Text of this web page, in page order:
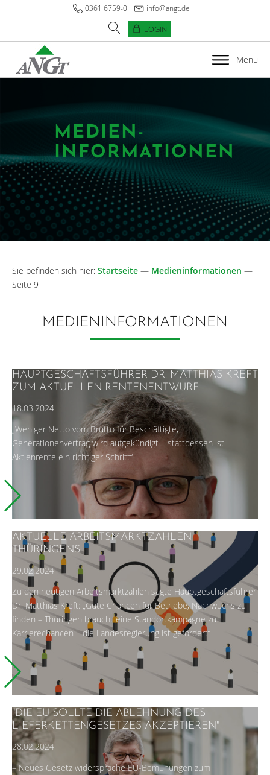
0361 6759-0 info@angt.de
LOGIN
Menü
MEDIEN­
INFORMATIONEN
Sie befinden sich hier: Startseite — Medieninformationen —
Seite 9
MEDIENINFORMATIONEN
HAUPTGESCHÄFTSFÜHRER DR. MATTHIAS KREFT
ZUM AKTUELLEN RENTENENTWURF
18.03.2024
„Weniger Netto vom Brutto für Beschäftigte,
Generationenvertrag wird aufgekündigt – stattdessen ist
Aktienrente ein richtiger Schritt“
AKTUELLE ARBEITSMARKTZAHLEN
THÜRINGENS
29.02.2024
Zu den heutigen Arbeitsmarktzahlen sagte Hauptgeschäftsführer
Dr. Matthias Kreft: „Gute Chancen für Betriebe, Nachwuchs zu
finden – Thüringen braucht eine Standortkampagne zu
Karrierechancen – die Landesregierung ist gefordert“
"DIE EU SOLLTE DIE ABLEHNUNG DES
LIEFERKETTENGESETZES AKZEPTIEREN"
28.02.2024
– Neues Gesetz widerspräche EU-Bemühungen zum